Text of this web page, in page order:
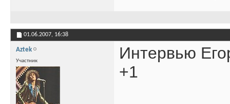
01.06.2007, 16:38
Aztek
Участник
Интервью
+1